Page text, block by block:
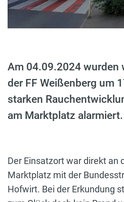
Am 04.09.2024 wurden
der FF Weißenberg um
starken
am Marktplatz alarmiert.
Der Einsatzort war direkt an
Marktplatz mit der
Hofwirt. Bei der Erkundung